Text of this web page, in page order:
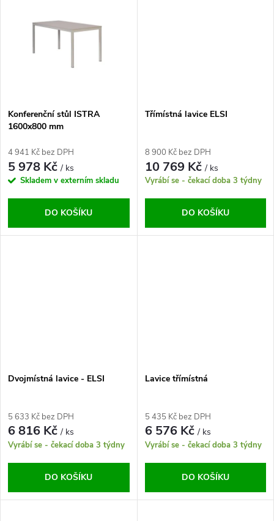
Konferenční stůl ISTRA
1600x800 mm
4 941 Kč bez DPH
5 978 Kč/ ks
Skladem v externím skladu
DO KOŠÍKU
Třímístná lavice ELSI
8 900 Kč bez DPH
10 769 Kč/ ks
Vyrábí se - čekací doba 3 týdny
DO KOŠÍKU
Dvojmístná lavice - ELSI
5 633 Kč bez DPH
6 816 Kč/ ks
Vyrábí se - čekací doba 3 týdny
DO KOŠÍKU
Lavice třímístná
5 435 Kč bez DPH
6 576 Kč/ ks
Vyrábí se - čekací doba 3 týdny
DO KOŠÍKU